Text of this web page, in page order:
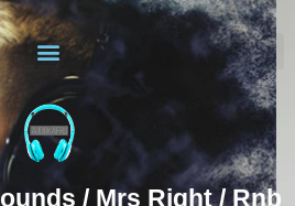
/ Mrs Right / Rnb